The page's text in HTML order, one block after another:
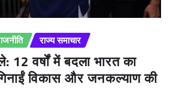
राज्य समाचार
12 वर्षों में बदला भारत का
विकास और जनकल्याण की